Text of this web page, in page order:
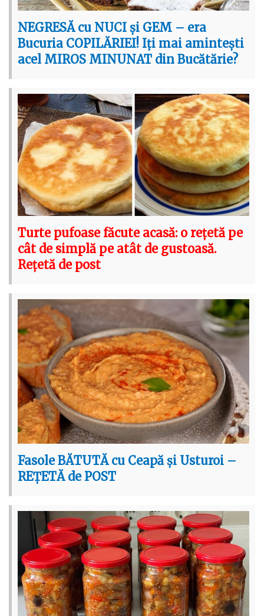
NEGRESĂ cu NUCI și GEM – era
Bucuria COPILĂRIEI! Iți mai amintești
acel MIROS MINUNAT din Bucătărie?
Turte pufoase făcute acasă: o rețetă pe
cât de simplă pe atât de gustoasă.
Rețetă de post
Fasole BĂTUTĂ cu Ceapă și Usturoi –
REȚETĂ de POST